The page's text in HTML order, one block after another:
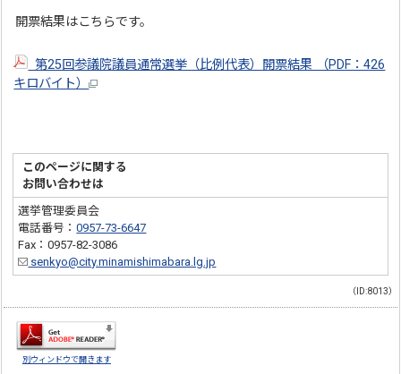
開票結果はこちらです。
第25回参議院議員通常選挙（比例代表）開票結果 （PDF：426
キロバイト）
このページに関する
お問い合わせは
選挙管理委員会
電話番号：0957-73-6647
Fax：0957-82-3086
senkyo@city.minamishimabara.lg.jp
（ID:8013）
別ウィンドウで開きます